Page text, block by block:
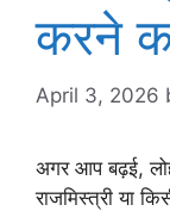
करने
April 3, 2026
अगर आप बढ़ई,
राजमिस्त्री या